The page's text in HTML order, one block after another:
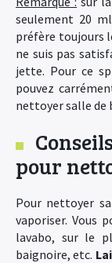
seulement 20
préfère toujours
ne suis pas
jette. Pour ce
pouvez
nettoyer salle de
pour
Pour nettoyer
vaporiser. Vous
lavabo, sur le
baignoire, etc.